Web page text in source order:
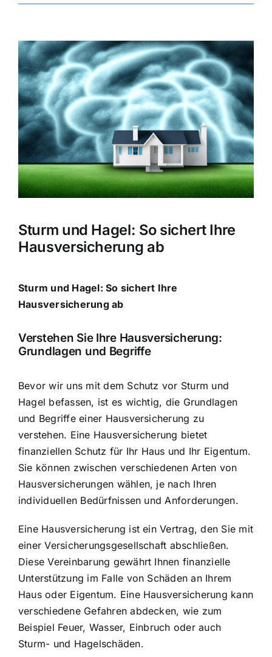
Berufsunfähigkeitsversicherung
Weitere Tarifvergleiche
Hilfe und Kontakt
Zeige
grösseres
Bild
Sturm und Hagel: So sichert Ihre
Hausversicherung ab
Sturm und Hagel: So sichert Ihre
Hausversicherung ab
Verstehen Sie Ihre Hausversicherung:
Grundlagen und Begriffe
Bevor wir uns mit dem Schutz vor Sturm und
Hagel befassen, ist es wichtig, die Grundlagen
und Begriffe einer Hausversicherung zu
verstehen. Eine Hausversicherung bietet
finanziellen Schutz für Ihr Haus und Ihr Eigentum.
Sie können zwischen verschiedenen Arten von
Hausversicherungen wählen, je nach Ihren
individuellen Bedürfnissen und Anforderungen.
Eine Hausversicherung ist ein Vertrag, den Sie mit
einer Versicherungsgesellschaft abschließen.
Diese Vereinbarung gewährt Ihnen finanzielle
Unterstützung im Falle von Schäden an Ihrem
Haus oder Eigentum. Eine Hausversicherung kann
verschiedene Gefahren abdecken, wie zum
Beispiel Feuer, Wasser, Einbruch oder auch
Sturm- und Hagelschäden.